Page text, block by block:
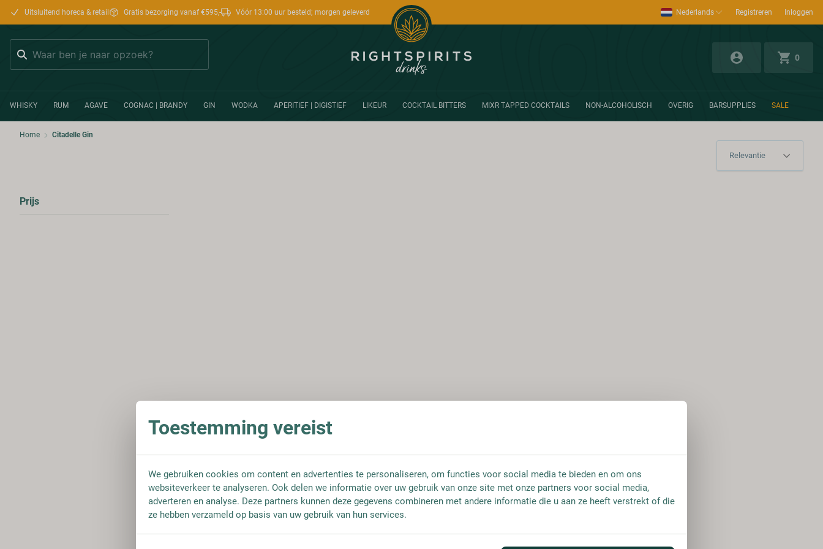
Uitsluitend horeca & retail Gratis bezorging vanaf €595,- Vóór 13:00 uur besteld; morgen geleverd Nederlands Registreren Inloggen
0
WHISKY RUM AGAVE COGNAC | BRANDY GIN WODKA APERITIEF | DIGISTIEF LIKEUR COCKTAIL BITTERS MIXR TAPPED COCKTAILS NON-ALCOHOLISCH OVERIG BARSUPPLIES SALE
Home Citadelle Gin
Prijs
Toestemming vereist
We gebruiken cookies om content en advertenties te personaliseren, om functies voor social media te bieden en om ons
websiteverkeer te analyseren. Ook delen we informatie over uw gebruik van onze site met onze partners voor social media,
adverteren en analyse. Deze partners kunnen deze gegevens combineren met andere informatie die u aan ze heeft verstrekt of die
ze hebben verzameld op basis van uw gebruik van hun services.